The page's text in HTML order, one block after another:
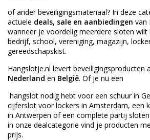
of ander beveiligingsmateriaal? In deze
actuele deals, sale en aanbiedingen van
wanneer je voordelig meerdere sloten
bedrijf, school, vereniging, magazijn,
gereedschapskist.
Hangslotje.nl levert beveiligingsproducten
Nederland en België. Of je nu een
hangslot nodig hebt voor een schuur in
cijferslot voor lockers in Amsterdam, een
in Antwerpen of een complete partij
in onze dealcategorie vind je producten
prijs.